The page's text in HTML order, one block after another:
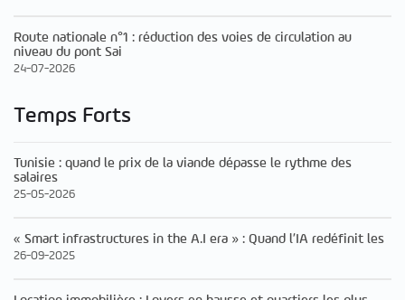
Route nationale n°1 : réduction des voies de circulation au
niveau du pont Sai
24-07-2026
Temps Forts
Tunisie : quand le prix de la viande dépasse le rythme des
salaires
25-05-2026
« Smart infrastructures in the A.I era » : Quand l’IA redéfinit les
26-09-2025